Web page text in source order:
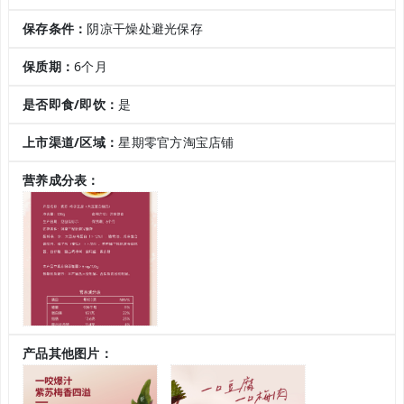
保存条件： 阴凉干燥处避光保存
保质期：6个月
是否即食/即饮：是
上市渠道/区域：星期零官方淘宝店铺
营养成分表：
产品其他图片：